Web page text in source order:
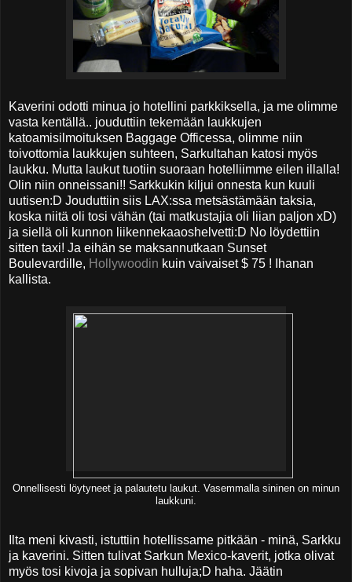
Kaverini odotti minua jo hotellini parkkiksella, ja me olimme
vasta kentällä.. jouduttiin tekemään laukkujen
katoamisilmoituksen Baggage Officessa, olimme niin
toivottomia laukkujen suhteen, Sarkultahan katosi myös
laukku. Mutta laukut tuotiin suoraan hotelliimme eilen illalla!
Olin niin onneissani!! Sarkkukin kiljui onnesta kun kuuli
uutisen:D Jouduttiin siis LAX:ssa metsästämään taksia,
koska niitä oli tosi vähän (tai matkustajia oli liian paljon xD)
ja siellä oli kunnon liikennekaaoshelvetti:D No löydettiin
sitten taxi! Ja eihän se maksannutkaan Sunset
Boulevardille, Hollywoodin kuin vaivaiset $ 75 ! Ihanan
kallista.
Onnellisesti löytyneet ja palautetu laukut. Vasemmalla sininen on minun
laukkuni.
Ilta meni kivasti, istuttiin hotellissame pitkään - minä, Sarkku
ja kaverini. Sitten tulivat Sarkun Mexico-kaverit, jotka olivat
myös tosi kivoja ja sopivan hulluja;D haha. Jäätin